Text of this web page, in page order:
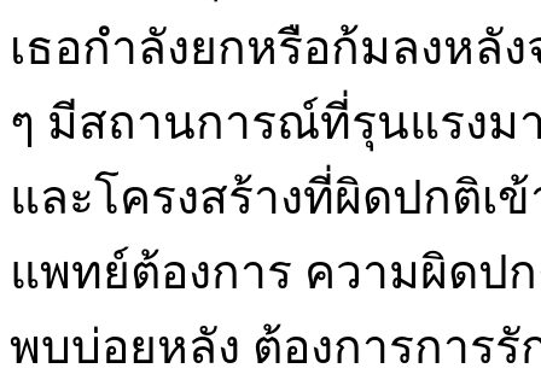
เธอกำลังยกหรือก้มลงหลั
ๆ มีสถานการณ์ที่รุนแรงม
และโครงสร้างที่ผิดปกติเ
แพทย์ต้องการ ความผิดป
พบบ่อยหลัง ต้องการการ